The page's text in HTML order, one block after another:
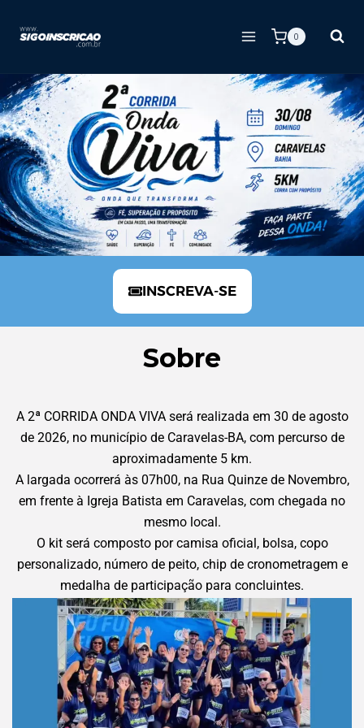
0
INSCREVA-SE
Sobre
A 2ª CORRIDA ONDA VIVA será realizada em 30 de agosto
de 2026, no município de Caravelas-BA, com percurso de
aproximadamente 5 km.
A largada ocorrerá às 07h00, na Rua Quinze de Novembro,
em frente à Igreja Batista em Caravelas, com chegada no
mesmo local.
O kit será composto por camisa oficial, bolsa, copo
personalizado, número de peito, chip de cronometragem e
medalha de participação para concluintes.